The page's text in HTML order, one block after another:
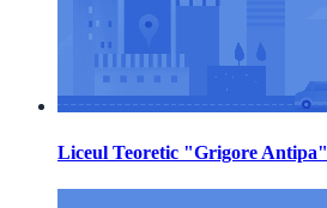
Liceul Teoretic "Grigore Antipa"